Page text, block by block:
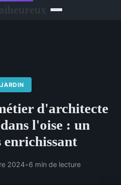
JARDIN
d'architecte
l'oise : un
enrichissant
2024•6 min de lecture